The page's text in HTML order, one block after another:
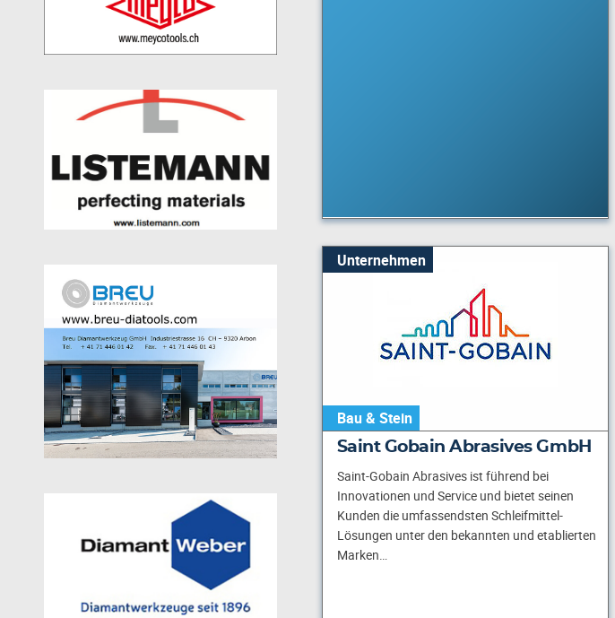
Unternehmen
Bau & Stein
Saint Gobain Abrasives GmbH
Saint-Gobain Abrasives ist führend bei
Innovationen und Service und bietet seinen
Kunden die umfassendsten Schleifmittel-
Lösungen unter den bekannten und etablierten
Marken…